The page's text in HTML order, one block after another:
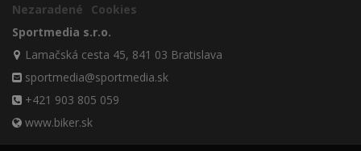
Nezaradené
Cookies
Sportmedia s.r.o.
Lamačská cesta 45, 841 03 Bratislava
sportmedia@sportmedia.sk
+421 903 805 059
www.biker.sk